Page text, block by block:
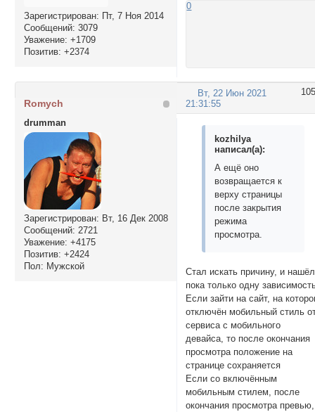
Зарегистрирован: Пт, 7 Ноя 2014
Сообщений: 3079
Уважение: +1709
Позитив: +2374
0
105
Вт, 22 Июн 2021
21:31:55
Romych
drumman
Зарегистрирован: Вт, 16 Дек 2008
Сообщений: 2721
Уважение: +4175
Позитив: +2424
Пол: Мужской
kozhilya
написал(а):
А ещё оно
возвращается к
верху страницы
после закрытия
режима
просмотра.
Стал искать причину, и нашёл
пока только одну
Если зайти на сайт, на
отключён мобильный стиль
сервиса с мобильного
девайса, то после окончания
просмотра положение на
странице сохраняется
Если со включённым
мобильным стилем, после
окончания просмотра превью,